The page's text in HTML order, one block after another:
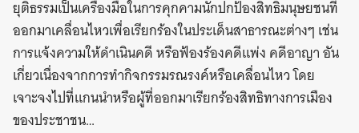
ยุติธรรมเป็นเครื่องมือในการคุกคามนักปกป้องสิทธิมนุษยชนที่
ออกมาเคลื่อนไหวเพื่อเรียกร้องในประเด็นสาธารณะต่างๆ เช่น
การแจ้งความให้ดำเนินคดี หรือฟ้องร้องคดีแพ่ง คดีอาญา อัน
เกี่ยวเนื่องจากการทำกิจกรรมรณรงค์หรือเคลื่อนไหว โดย
เจาะจงไปที่แกนนำหรือผู้ที่ออกมาเรียกร้องสิทธิทางการเมือง
ของประชาชน…